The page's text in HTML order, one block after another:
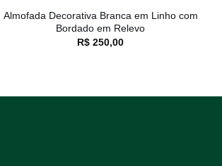
Almofada Decorativa Branca em Linho com
Bordado em Relevo
R$ 250,00